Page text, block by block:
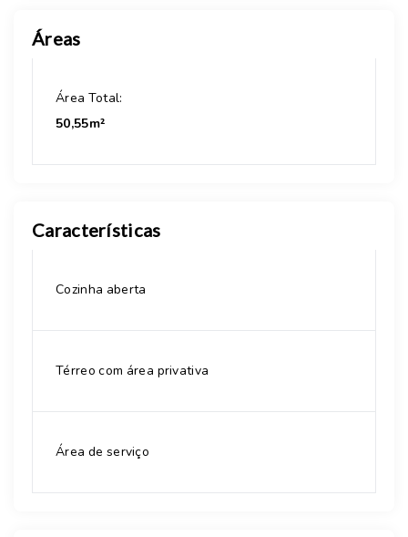
Áreas
Área Total:
50,55m²
Características
Cozinha aberta
Térreo com área privativa
Área de serviço